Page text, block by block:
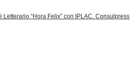
“Hora Felix” con IPLAC. Consulpress